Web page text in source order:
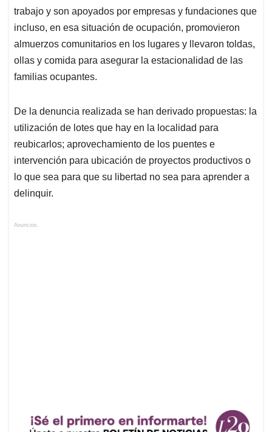
trabajo y son apoyados por empresas y fundaciones que
incluso, en esa situación de ocupación, promovieron
almuerzos comunitarios en los lugares y llevaron toldas,
ollas y comida para asegurar la estacionalidad de las
familias ocupantes.
De la denuncia realizada se han derivado propuestas: la
utilización de lotes que hay en la localidad para
reubicarlos; aprovechamiento de los puentes e
intervención para ubicación de proyectos productivos o
lo que sea para que su libertad no sea para aprender a
delinquir.
Anuncios.